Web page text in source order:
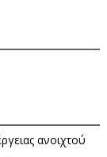
ανοιχτού